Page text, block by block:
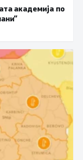
академија по